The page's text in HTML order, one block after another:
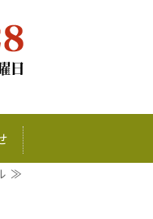
の買取な
≫